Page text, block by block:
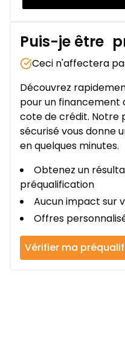
Puis-je être
Ceci n'affectera
Découvrez
pour un financement
cote de crédit. Notre
sécurisé vous donne
en quelques minutes.
Obtenez un
préqualification
Aucun impact sur
Offres
Vérifier ma